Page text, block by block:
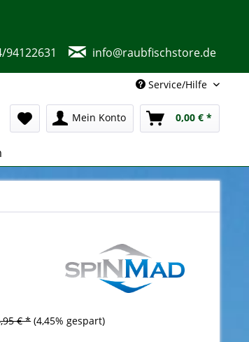
94122631 info@raubfischstore.de
Service/Hilfe
Mein Konto 0,00 € *
€ * (4,45% gespart)